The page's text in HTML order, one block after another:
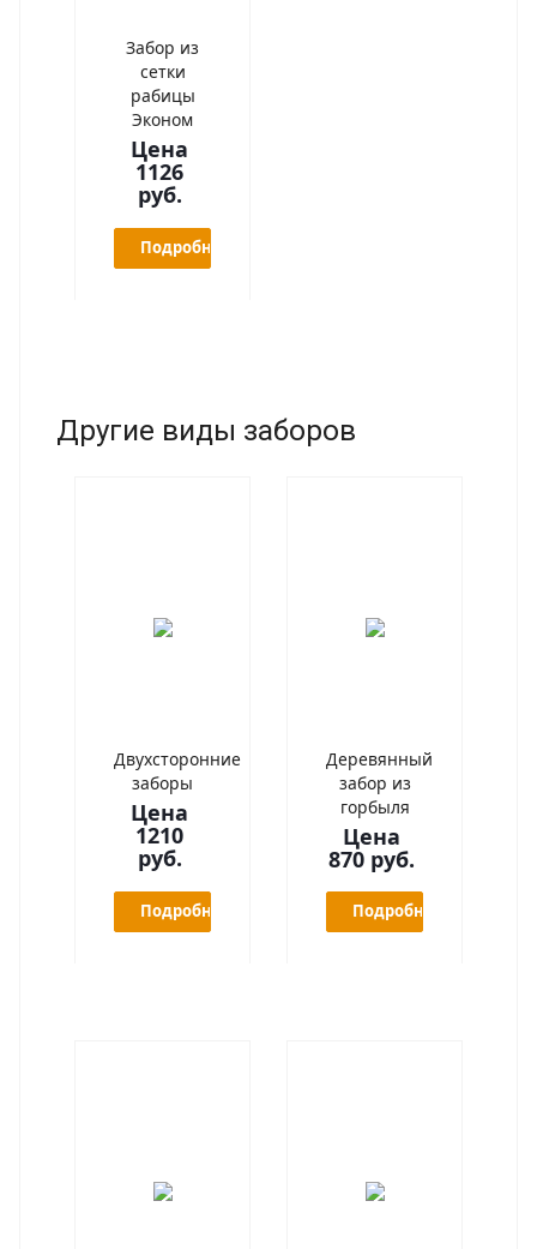
Забор из
сетки
рабицы
Эконом
Цена
1126
руб.
Подробнее
Другие виды заборов
Двухсторонние
заборы
Цена
1210
руб.
Подробнее
Деревянный
забор из
горбыля
Цена
870 руб.
Подробнее